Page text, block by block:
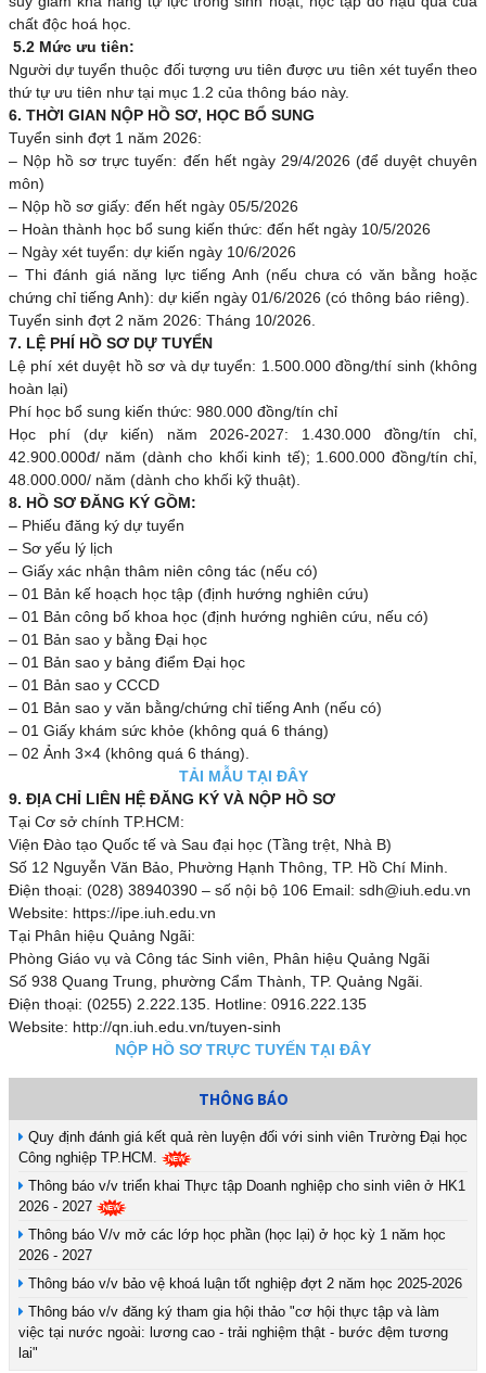
chất độc hoá học.
5.2 Mức ưu tiên:
Người dự tuyển thuộc đối tượng ưu tiên được ưu tiên xét tuyển theo
thứ tự ưu tiên như tại mục 1.2 của thông báo này.
6. THỜI GIAN NỘP HỒ SƠ, HỌC BỔ SUNG
Tuyển sinh đợt 1 năm 2026:
– Nộp hồ sơ trực tuyến: đến hết ngày 29/4/2026 (để duyệt chuyên
môn)
– Nộp hồ sơ giấy: đến hết ngày 05/5/2026
– Hoàn thành học bổ sung kiến thức: đến hết ngày 10/5/2026
– Ngày xét tuyển: dự kiến ngày 10/6/2026
– Thi đánh giá năng lực tiếng Anh (nếu chưa có văn bằng hoặc
chứng chỉ tiếng Anh): dự kiến ngày 01/6/2026 (có thông báo riêng).
Tuyển sinh đợt 2 năm 2026: Tháng 10/2026.
7. LỆ PHÍ HỒ SƠ DỰ TUYỂN
Lệ phí xét duyệt hồ sơ và dự tuyển: 1.500.000 đồng/thí sinh (không
hoàn lại)
Phí học bổ sung kiến thức: 980.000 đồng/tín chỉ
Học phí (dự kiến) năm 2026-2027: 1.430.000 đồng/tín chỉ,
42.900.000đ/ năm (dành cho khối kinh tế); 1.600.000 đồng/tín chỉ,
48.000.000/ năm (dành cho khối kỹ thuật).
8. HỒ SƠ ĐĂNG KÝ GỒM:
– Phiếu đăng ký dự tuyển
– Sơ yếu lý lịch
– Giấy xác nhận thâm niên công tác (nếu có)
– 01 Bản kế hoạch học tập (định hướng nghiên cứu)
– 01 Bản công bố khoa học (định hướng nghiên cứu, nếu có)
– 01 Bản sao y bằng Đại học
– 01 Bản sao y bảng điểm Đại học
– 01 Bản sao y CCCD
– 01 Bản sao y văn bằng/chứng chỉ tiếng Anh (nếu có)
– 01 Giấy khám sức khỏe (không quá 6 tháng)
– 02 Ảnh 3×4 (không quá 6 tháng).
TẢI MẪU TẠI ĐÂY
9. ĐỊA CHỈ LIÊN HỆ ĐĂNG KÝ VÀ NỘP HỒ SƠ
Tại Cơ sở chính TP.HCM:
Viện Đào tạo Quốc tế và Sau đại học (Tầng trệt, Nhà B)
Số 12 Nguyễn Văn Bảo, Phường Hạnh Thông, TP. Hồ Chí Minh.
Điện thoại: (028) 38940390 – số nội bộ 106 Email: sdh@iuh.edu.vn
Website: https://ipe.iuh.edu.vn
Tại Phân hiệu Quảng Ngãi:
Phòng Giáo vụ và Công tác Sinh viên, Phân hiệu Quảng Ngãi
Số 938 Quang Trung, phường Cẩm Thành, TP. Quảng Ngãi.
Điện thoại: (0255) 2.222.135. Hotline: 0916.222.135
Website: http://qn.iuh.edu.vn/tuyen-sinh
NỘP HỒ SƠ TRỰC TUYẾN TẠI ĐÂY
THÔNG BÁO
Quy định đánh giá kết quả rèn luyện đối với sinh viên Trường Đại học
Công nghiệp TP.HCM.
Thông báo v/v triển khai Thực tập Doanh nghiệp cho sinh viên ở HK1
2026 - 2027
Thông báo V/v mở các lớp học phần (học lại) ở học kỳ 1 năm học
2026 - 2027
Thông báo v/v bảo vệ khoá luận tốt nghiệp đợt 2 năm học 2025-2026
Thông báo v/v đăng ký tham gia hội thảo "cơ hội thực tập và làm
việc tại nước ngoài: lương cao - trải nghiệm thật - bước đệm tương
lai"